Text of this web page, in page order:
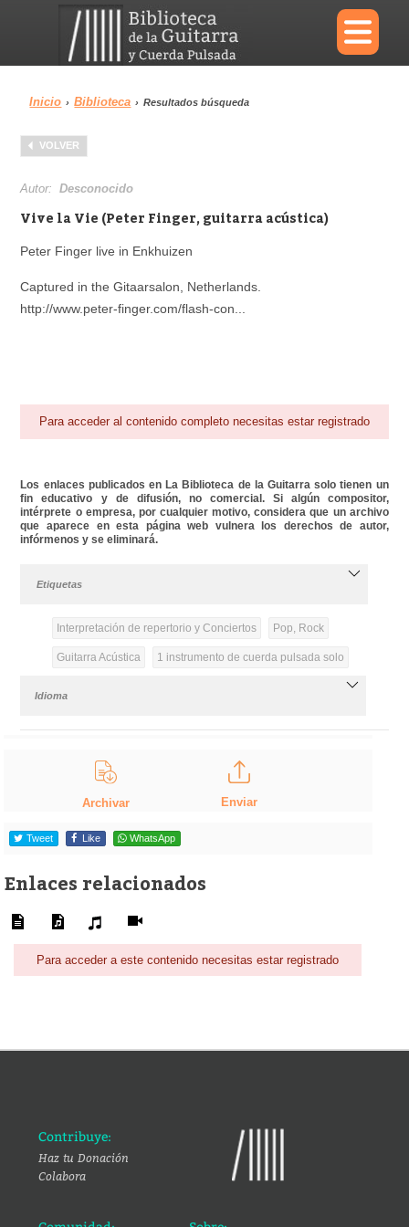
×
Menu
Biblioteca
Área personal
Inicio › Biblioteca › Resultados búsqueda
VOLVER
Autor:Desconocido
Vive la Vie (Peter Finger, guitarra acústica)
Peter Finger live in Enkhuizen
Captured in the Gitaarsalon, Netherlands.
http://www.peter-finger.com/flash-con...
Para acceder al contenido completo necesitas estar registrado
Los enlaces publicados en La Biblioteca de la Guitarra solo tienen un
fin educativo y de difusión, no comercial. Si algún compositor,
intérprete o empresa, por cualquier motivo, considera que un archivo
que aparece en esta página web vulnera los derechos de autor,
infórmenos y se eliminará.
Etiquetas
Interpretación de repertorio y Conciertos Pop, Rock
Guitarra Acústica 1 instrumento de cuerda pulsada solo
Idioma
Archivar Enviar
Tweet Like WhatsApp
Enlaces relacionados
Para acceder a este contenido necesitas estar registrado
Contribuye:
Haz tu Donación
Colabora